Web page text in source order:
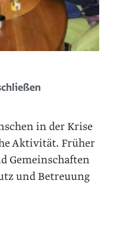
in der Krise
Aktivität. Früher
Gemeinschaften
und ­Betreuung